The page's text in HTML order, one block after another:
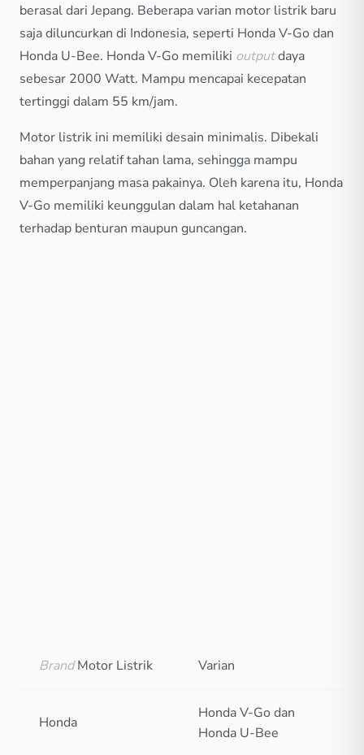
berasal dari Jepang. Beberapa varian motor listrik baru
saja diluncurkan di Indonesia, seperti Honda V-Go dan
Honda U-Bee. Honda V-Go memiliki outputdaya
sebesar 2000 Watt. Mampu mencapai kecepatan
tertinggi dalam 55 km/jam.
Motor listrik ini memiliki desain minimalis. Dibekali
bahan yang relatif tahan lama, sehingga mampu
memperpanjang masa pakainya. Oleh karena itu, Honda
V-Go memiliki keunggulan dalam hal ketahanan
terhadap benturan maupun guncangan.
BrandMotor Listrik Varian
Honda
Honda V-Go dan
Honda U-Bee